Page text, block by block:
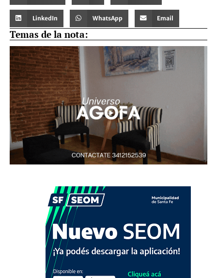
LinkedIn WhatsApp Email
Temas de la nota: